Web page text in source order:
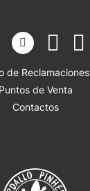
de Reclamaciones
Puntos de Venta
Contactos